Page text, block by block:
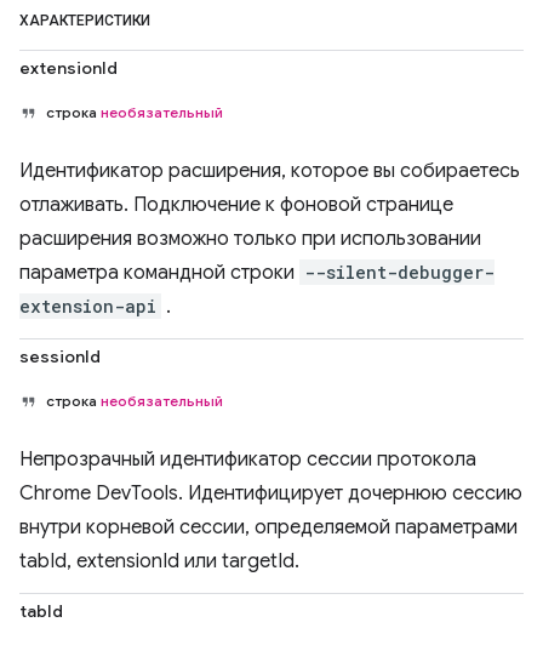
ХАРАКТЕРИСТИКИ
extensionId
строка необязательный
Идентификатор расширения, которое вы собираетесь
отлаживать. Подключение к фоновой странице
расширения возможно только при использовании
параметра командной строки --silent-debugger-
extension-api .
sessionId
строка необязательный
Непрозрачный идентификатор сессии протокола
Chrome DevTools. Идентифицирует дочернюю сессию
внутри корневой сессии, определяемой параметрами
tabId, extensionId или targetId.
tabId